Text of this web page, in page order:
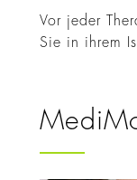
Vor jeder
Sie in ihrem